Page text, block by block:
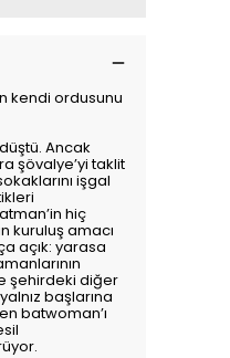
kendi ordusunu
Ancak
şövalye’yi taklit
işgal
hiç
kuruluş amacı
açık: yarasa
şehirdeki diğer
başlarına
batwoman’ı